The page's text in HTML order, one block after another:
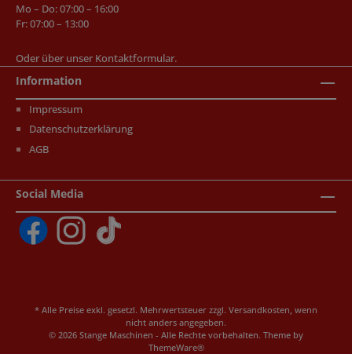
Mo – Do: 07:00 – 16:00
Fr: 07:00 – 13:00
Oder über unser Kontaktformular.
Information
Impressum
Datenschutzerklärung
AGB
Social Media
* Alle Preise exkl. gesetzl. Mehrwertsteuer zzgl. Versandkosten, wenn
nicht anders angegeben.
© 2026 Stange Maschinen - Alle Rechte vorbehalten. Theme by
ThemeWare®